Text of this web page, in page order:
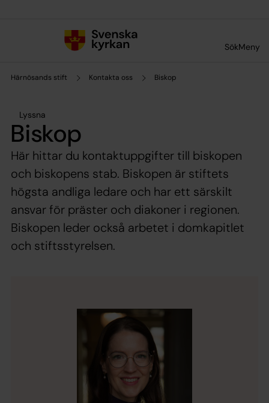
SökMeny
Härnösands stift Kontakta oss Biskop
Lyssna
Biskop
Här hittar du kontaktuppgifter till biskopen
och biskopens stab. Biskopen är stiftets
högsta andliga ledare och har ett särskilt
ansvar för präster och diakoner i regionen.
Biskopen leder också arbetet i domkapitlet
och stiftsstyrelsen.